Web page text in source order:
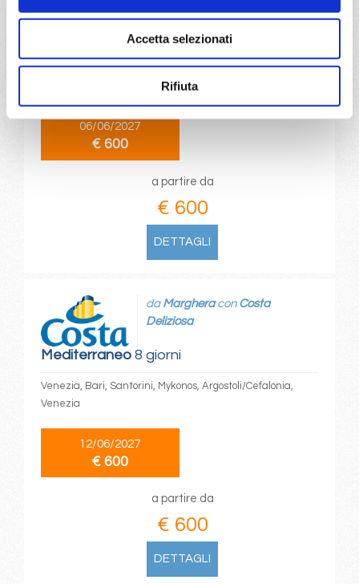
Accetta selezionati
Rifiuta
Mediterraneo8 giorni
Bari, Dubrovnik, Corfù, Kotor, Spalato, Zadar, Venezia, Bari
06/06/2027
€ 600
a partire da
€ 600
DETTAGLI
Mediterraneo8 giorni
da Margheracon Costa
Deliziosa
Venezia, Bari, Santorini, Mykonos, Argostoli/Cefalonia,
Venezia
12/06/2027
€ 600
a partire da
€ 600
DETTAGLI